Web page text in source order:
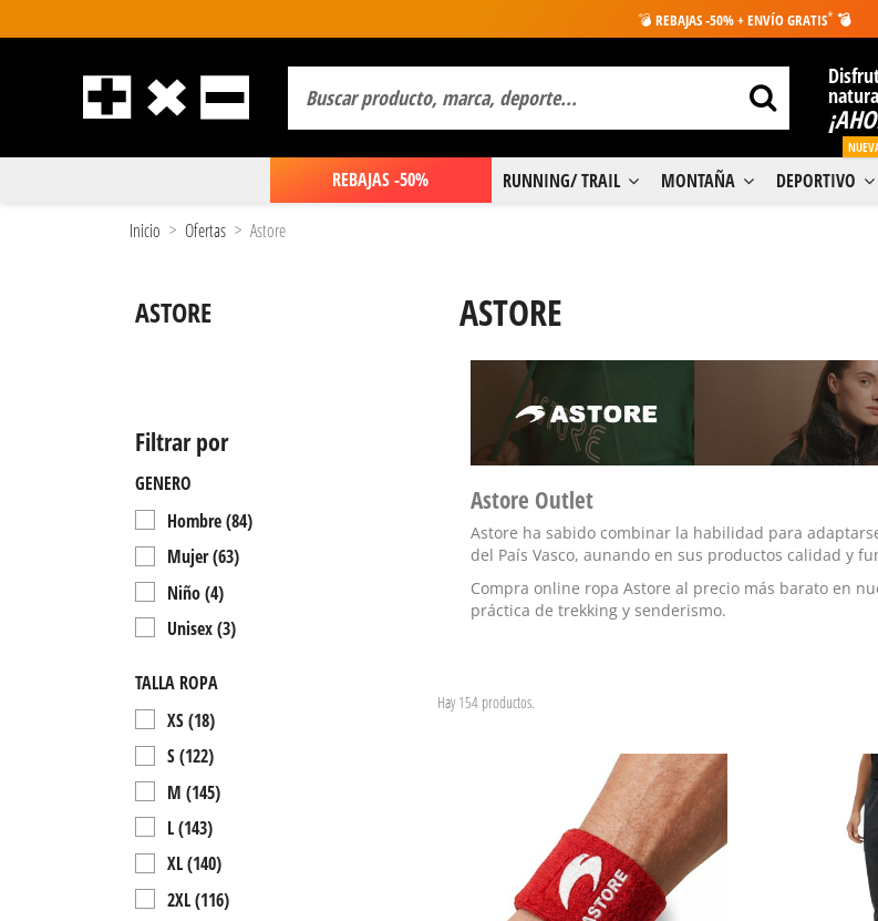
💣 REBAJAS -50% + ENVÍO GRATIS* 💣
REBAJAS -50% RUNNING/ TRAIL MONTAÑA DEPORTIVO
Inicio Ofertas Astore
ASTORE
Filtrar por
GENERO
Hombre(84)
Mujer(63)
Niño(4)
Unisex(3)
TALLA ROPA
XS(18)
S(122)
M (145)
L(143)
XL(140)
2XL(116)
ASTORE
Astore Outlet
Astore ha sabido combinar la habilidad para
del País Vasco, aunando en sus productos calidad y
Compra online ropa Astore al precio más barato en
práctica de trekking y senderismo.
Hay 154 productos.